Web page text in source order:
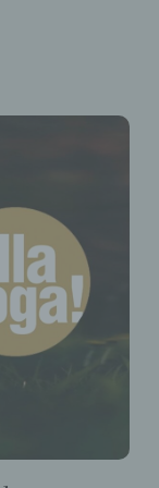
das
ist die
Ziel, ihre
Daten, die